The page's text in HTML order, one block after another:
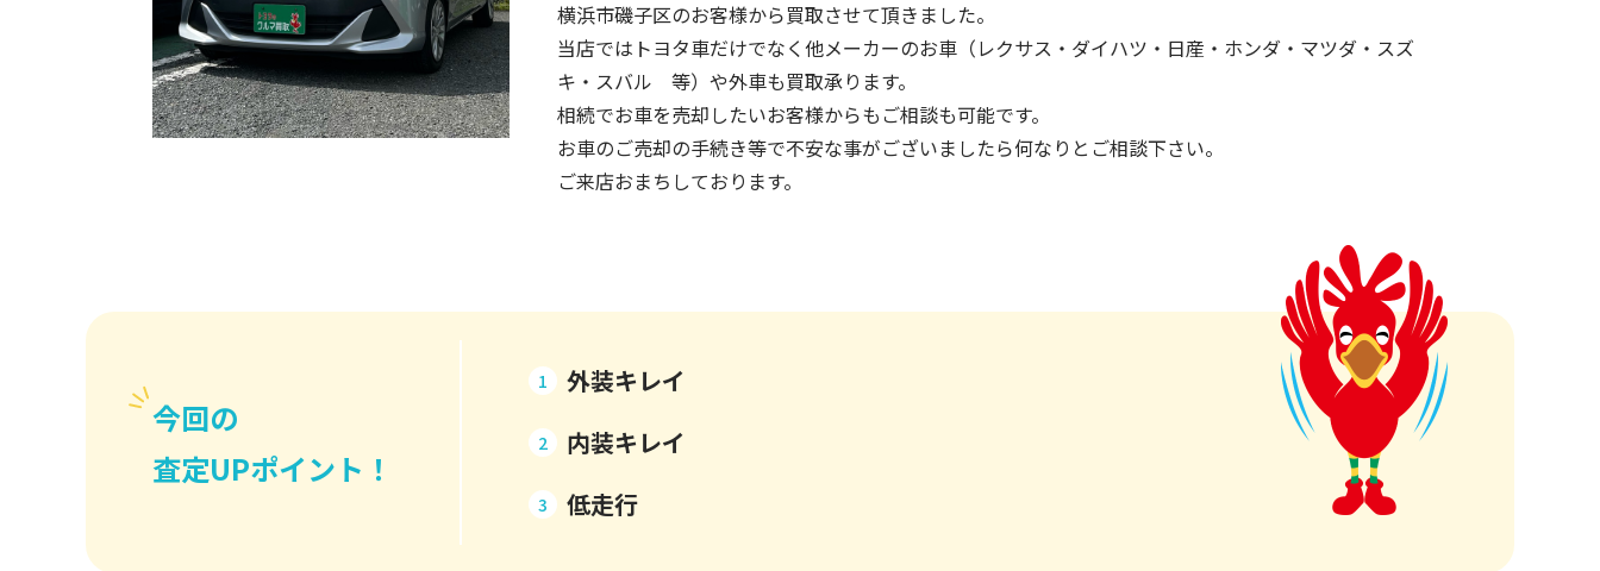
横浜市磯子区のお客様から買取させて頂きました。
当店ではトヨタ車だけでなく他メーカーのお車（レクサス・ダイハツ・日産・ホンダ・マツダ・スズ
キ・スバル 等）や外車も買取承ります。
相続でお車を売却したいお客様からもご相談も可能です。
お車のご売却の手続き等で不安な事がございましたら何なりとご相談下さい。
ご来店おまちしております。
今回の
査定UPポイント！
1 外装キレイ
2 内装キレイ
3 低走行